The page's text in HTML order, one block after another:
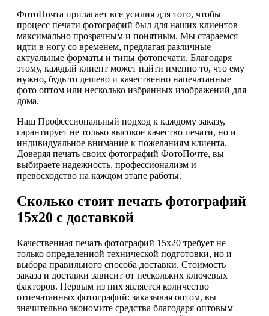
ФотоПочта прилагает все усилия для того, чтобы
процесс печати фотографий был для наших клиентов
максимально прозрачным и понятным. Мы стараемся
идти в ногу со временем, предлагая различные
актуальные форматы и типы фотопечати. Благодаря
этому, каждый клиент может найти именно то, что ему
нужно, будь то дешево и качественно напечатанные
фото оптом или несколько избранных изображений для
дома.
Наш Профессиональный подход к каждому заказу,
гарантирует не только высокое качество печати, но и
индивидуальное внимание к пожеланиям клиента.
Доверяя печать своих фотографий ФотоПочте, вы
выбираете надежность, профессионализм и
превосходство на каждом этапе работы.
Сколько стоит печать фотографий
15х20 с доставкой
Качественная печать фотографий 15х20 требует не
только определенной технической подготовки, но и
выбора правильного способа доставки. Стоимость
заказа и доставки зависит от нескольких ключевых
факторов. Первым из них является количество
отпечатанных фотографий: заказывая оптом, вы
значительно экономите средства благодаря оптовым